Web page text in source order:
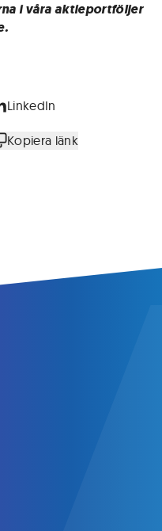
i våra aktieportföljer
LinkedIn
Kopiera länk